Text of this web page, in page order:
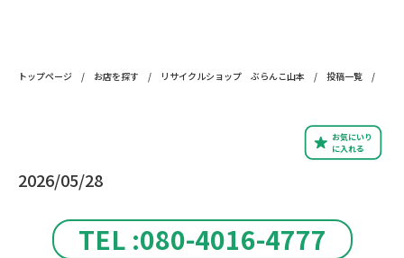
トップページ / お店を探す / リサイクルショップ ぶらんこ山本 / 投稿一覧 /
2026/05/28
お気にいり
に入れる
TEL :080-4016-4777